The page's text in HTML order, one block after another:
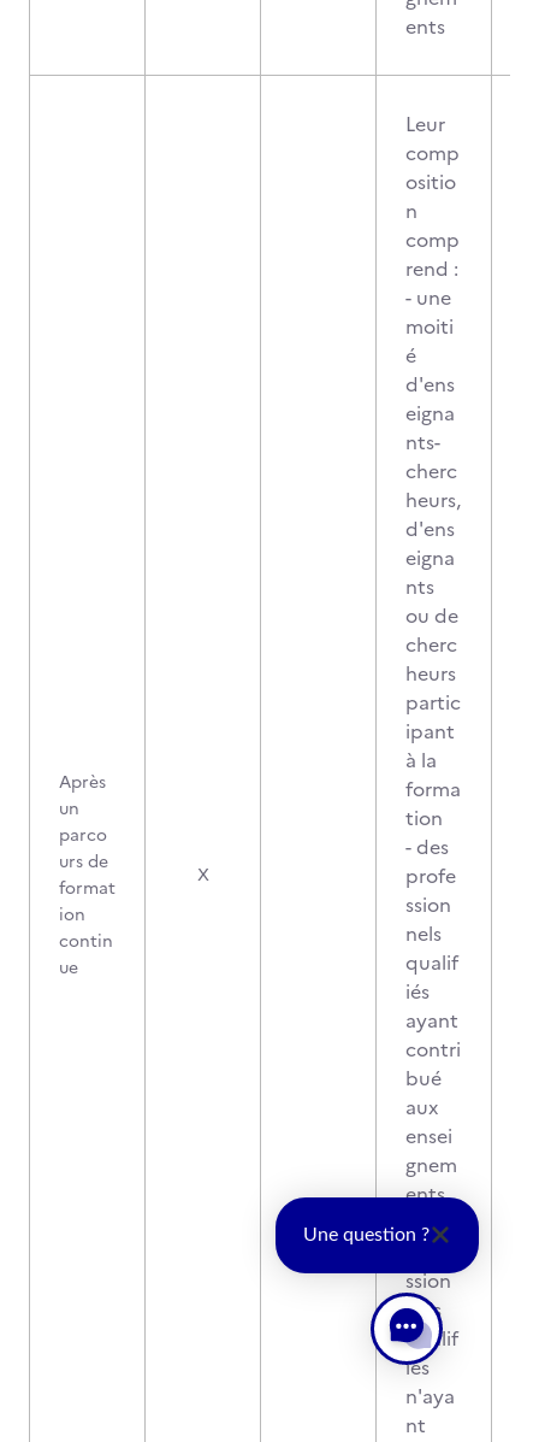
ents
Après
un
parco
urs de
format
ion
contin
ue
X
Leur
comp
ositio
n
comp
rend :
- une
moiti
é
d'ens
eigna
nts-
cherc
heurs,
d'ens
eigna
nts
ou de
cherc
heurs
partic
ipant
à la
forma
tion
- des
profe
ssion
nels
qualif
iés
ayant
contri
bué
aux
ensei
gnem
ents.
- des
profe
ssion
nels
qualif
iés
n'aya
nt
Une question ?